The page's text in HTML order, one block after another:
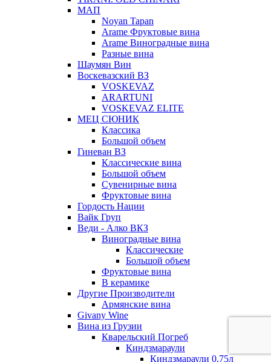
МАП
Noyan Tapan
Arame Фруктовые вина
Arame Виноградные вина
Разные вина
Шаумян Вин
Воскевазский ВЗ
VOSKEVAZ
ARARTUNI
VOSKEVAZ ELITE
МЕЦ СЮНИК
Классика
Большой объем
Гиневан ВЗ
Классические вина
Большой объем
Сувенирные вина
Фруктовые вина
Гордость Нации
Вайк Груп
Веди - Алко ВКЗ
Виноградные вина
Классические
Большой объем
Фруктовые вина
В керамике
Другие Производители
Армянские вина
Givany Wine
Вина из Грузии
Кварельский Погреб
Киндзмараули
Киндзмараули 0,75л